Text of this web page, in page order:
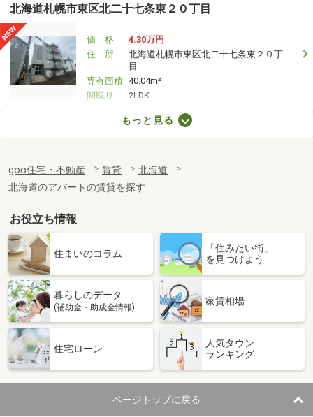
北海道札幌市東区北二十七条東２０丁目
価 格
4.30万円
住 所
北海道札幌市東区北二十七条東２０丁
目
専有面積 40.04m²
間取り
2LDK
北海道札幌市東区北三十二条東４丁目
住 所
北海道札幌市東区北三十二条東４丁目
専有面積 42m²
北海道札幌市東区北三十一条東１２丁目
3.30万円
住 所
北海道札幌市東区北三十一条東１２丁
専有面積 23.95m²
北海道札幌市中央区北三条西２３丁目
北海道札幌市中央区北三条西２３丁目
もっと見る
goo住宅・不動産 賃貸
北海道
北海道のアパートの賃貸を探す
お役立ち情報
住まいのコラム
「住みたい街」
を見つけよう
暮らしのデータ
(補助金・助成金情報)
家賃相場
住宅ローン
人気タウン
ランキング
ページトップに戻る